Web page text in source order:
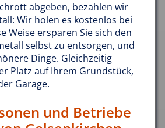
abgeben, bezahlen wir
Wir holen es kostenlos bei
Weise ersparen Sie sich den
selbst zu entsorgen, und
Dinge. Gleichzeitig
Platz auf Ihrem Grundstück,
Garage.
und Betriebe